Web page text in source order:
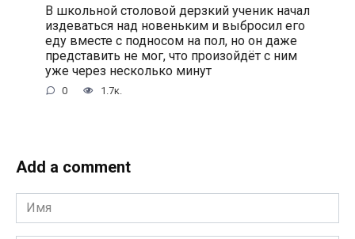
В школьной столовой дерзкий ученик начал
издеваться над новеньким и выбросил его
еду вместе с подносом на пол, но он даже
представить не мог, что произойдёт с ним
уже через несколько минут
0 1.7к.
Add a comment
Имя
*